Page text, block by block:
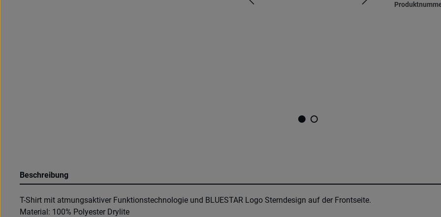
Beschreibung
T-Shirt mit atmungsaktiver Funktionstechnologie und BLUESTAR Logo Sterndesign auf der Frontseite.
Material: 100% Polyester Drylite